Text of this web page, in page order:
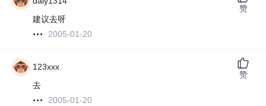
建议去呀
2005-01-20
赞
123xxx
去
2005-01-20
赞